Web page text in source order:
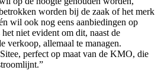
worden bij de zaak of het merk
wil ook nog eens aanbiedingen op
niet evident om dit, naast de
verkoop, allemaal te managen.
perfect op maat van de KMO, die